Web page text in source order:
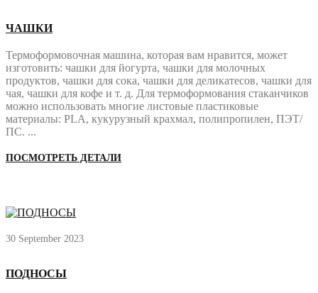
ЧАШКИ
Термоформовочная машина, которая вам нравится, может
изготовить: чашки для йогурта, чашки для молочных
продуктов, чашки для сока, чашки для деликатесов, чашки для
чая, чашки для кофе и т. д. Для термоформования стаканчиков
можно использовать многие листовые пластиковые
материалы: PLA, кукурузный крахмал, полипропилен, ПЭТ/
ПС. ...
ПОСМОТРЕТЬ ДЕТАЛИ
30 September 2023
ПОДНОСЫ